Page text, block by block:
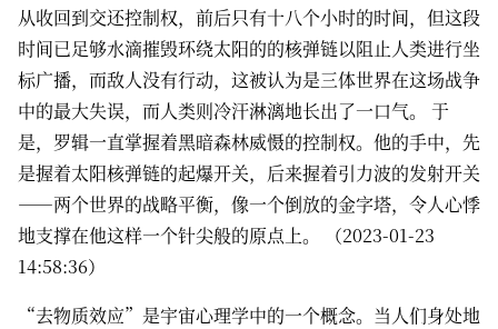
从收回到交还控制权，前后只有十八个小时的时间，但这段
时间已足够水滴摧毁环绕太阳的的核弹链以阻止人类进行坐
标广播，而敌人没有行动，这被认为是三体世界在这场战争
中的最大失误，而人类则冷汗淋漓地长出了一口气。 于
是，罗辑一直掌握着黑暗森林威慑的控制权。他的手中，先
是握着太阳核弹链的起爆开关，后来握着引力波的发射开关
——两个世界的战略平衡，像一个倒放的金字塔，令人心悸
地支撑在他这样一个针尖般的原点上。 （2023-01-23
14:58:36）
“去物质效应”是宇宙心理学中的一个概念。当人们身处地